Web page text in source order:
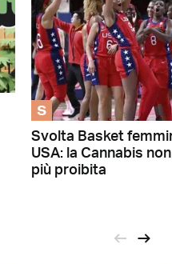
S
Svolta Basket
USA: la Cannabis
più proibita